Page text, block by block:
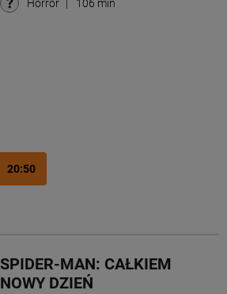
Horror | 106 min
20:50
SPIDER-MAN: CAŁKIEM
NOWY DZIEŃ